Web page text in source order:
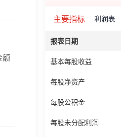
额
主要指标 利润表
报表日期
基本每股收益
每股净资产
每股公积金
每股未分配利润